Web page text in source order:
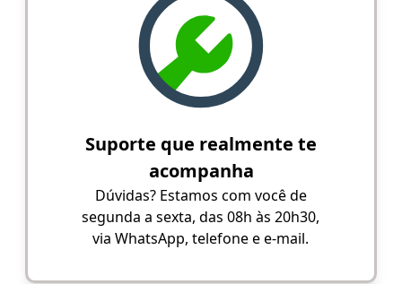
Suporte que realmente te
acompanha
Dúvidas? Estamos com você de
segunda a sexta, das 08h às 20h30,
via WhatsApp, telefone e e-mail.